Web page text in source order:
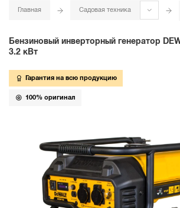
Главная Садовая техника
Бензиновый инверторный генератор
3.2 кВт
Гарантия на всю продукцию
100% оригинал